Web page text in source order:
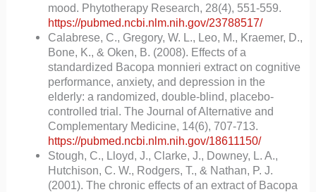
mood. Phytotherapy Research, 28(4), 551-559.
https://pubmed.ncbi.nlm.nih.gov/23788517/
Calabrese, C., Gregory, W. L., Leo, M., Kraemer, D.,
Bone, K., & Oken, B. (2008). Effects of a
standardized Bacopa monnieri extract on cognitive
performance, anxiety, and depression in the
elderly: a randomized, double-blind, placebo-
controlled trial. The Journal of Alternative and
Complementary Medicine, 14(6), 707-713.
https://pubmed.ncbi.nlm.nih.gov/18611150/
Stough, C., Lloyd, J., Clarke, J., Downey, L. A.,
Hutchison, C. W., Rodgers, T., & Nathan, P. J.
(2001). The chronic effects of an extract of Bacopa